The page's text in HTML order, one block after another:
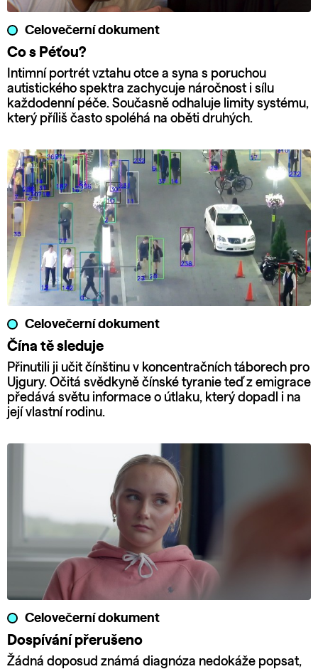
Celovečerní dokument
Co s Péťou?
Intimní portrét vztahu otce a syna s poruchou
autistického spektra zachycuje náročnost i sílu
každodenní péče. Současně odhaluje limity systému,
který příliš často spoléhá na oběti druhých.
Celovečerní dokument
Čína tě sleduje
Přinutili ji učit čínštinu v koncentračních táborech pro
Ujgury. Očitá svědkyně čínské tyranie teď z emigrace
předává světu informace o útlaku, který dopadl i na
její vlastní rodinu.
Celovečerní dokument
Dospívání přerušeno
Žádná doposud známá diagnóza nedokáže popsat,